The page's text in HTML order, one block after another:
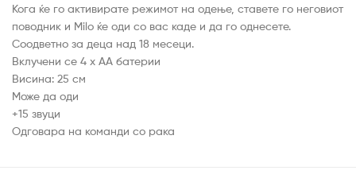
Кога ќе го активирате режимот на одење, ставете го неговиот
поводник и Milo ќе оди со вас каде и да го однесете.
Соодветно за деца над 18 месеци.
Вклучени се 4 x AA батерии
Висина: 25 см
Може да оди
+15 звуци
Одговара на команди со рака